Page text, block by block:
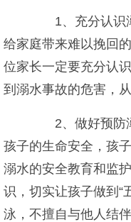
1、充分认识溺
给家庭带来难以挽回
位家长一定要充分认
到溺水事故的危害，
2、做好预防溺
孩子的生命安全，孩
溺水的安全教育和监
识，切实让孩子做到“
泳，不擅自与他人结